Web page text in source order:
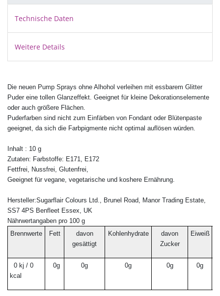
Technische Daten
Weitere Details
Die neuen Pump Sprays ohne Alhohol verleihen mit essbarem Glitter
Puder eine tollen Glanzeffekt. Geeignet für kleine Dekorationselemente
oder auch größere Flächen.
Puderfarben sind nicht zum Einfärben von Fondant oder Blütenpaste
geeignet, da sich die Farbpigmente nicht optimal auflösen würden.
Inhalt : 10 g
Zutaten: Farbstoffe: E171, E172
Fettfrei, Nussfrei, Glutenfrei,
Geeignet für vegane, vegetarische und koshere Ernährung.
Hersteller:Sugarflair Colours Ltd., Brunel Road, Manor Trading Estate,
SS7 4PS Benfleet Essex, UK
Nährwertangaben pro 100 g
Brennwerte
Fett
davon
gesättigt
Kohlenhydrate
davon
Zucker
Eiweiß
0 kj / 0
kcal
0g 0g 0g 0g 0g